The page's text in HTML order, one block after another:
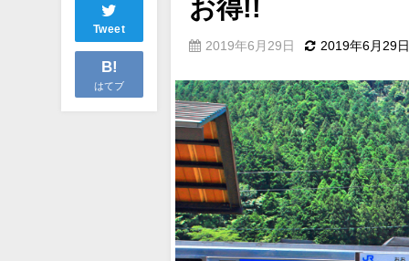
Tweet
B!
はてブ
お得!!
2019年6月29日 2019年6月29